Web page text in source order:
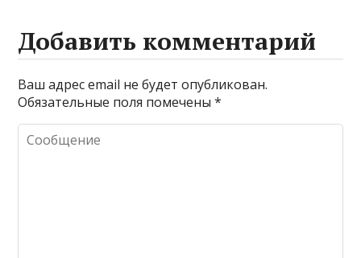
Добавить комментарий
Ваш адрес email не будет опубликован.
Обязательные поля помечены*